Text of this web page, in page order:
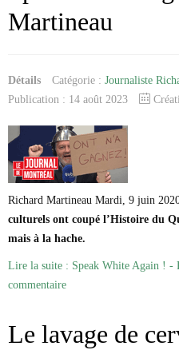
Martineau
Détails Catégorie : Journaliste
Publication : 14 août 2023
Richard Martineau Mardi, 9 juin
culturels ont coupé l’Histoire du
mais à la hache.
Lire la suite : Speak White Again ! -
commentaire
Le lavage de